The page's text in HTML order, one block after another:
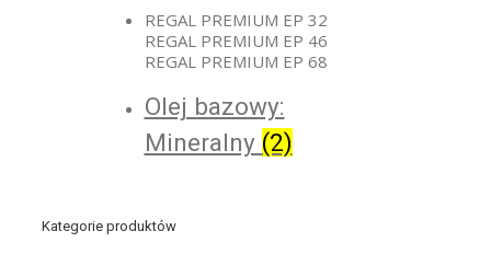
REGAL PREMIUM EP 32
REGAL PREMIUM EP 46
REGAL PREMIUM EP 68
Olej bazowy:
Mineralny (2)
Kategorie produktów